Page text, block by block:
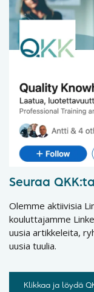
Seuraa
Olemme aktiivisia
kouluttajamme
uusia artikkeleita,
uusia tuulia.
Klikkaa ja löydä